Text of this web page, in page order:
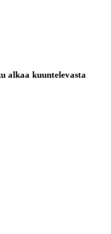
alkaa kuuntelevasta